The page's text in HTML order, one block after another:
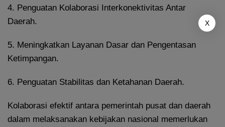
4. Penguatan Kolaborasi Interkonektivitas Antar
Daerah.
5. Meningkatkan Layanan Dasar dan Pengentasan
Ketimpangan.
6. Penguatan Stabilitas dan Ketahanan Daerah.
Kolaborasi efektif antara pemerintah pusat dan daerah
dalam melaksanakan kebijakan nasional memerlukan
X